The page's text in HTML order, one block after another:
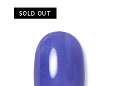
SOLD OUT